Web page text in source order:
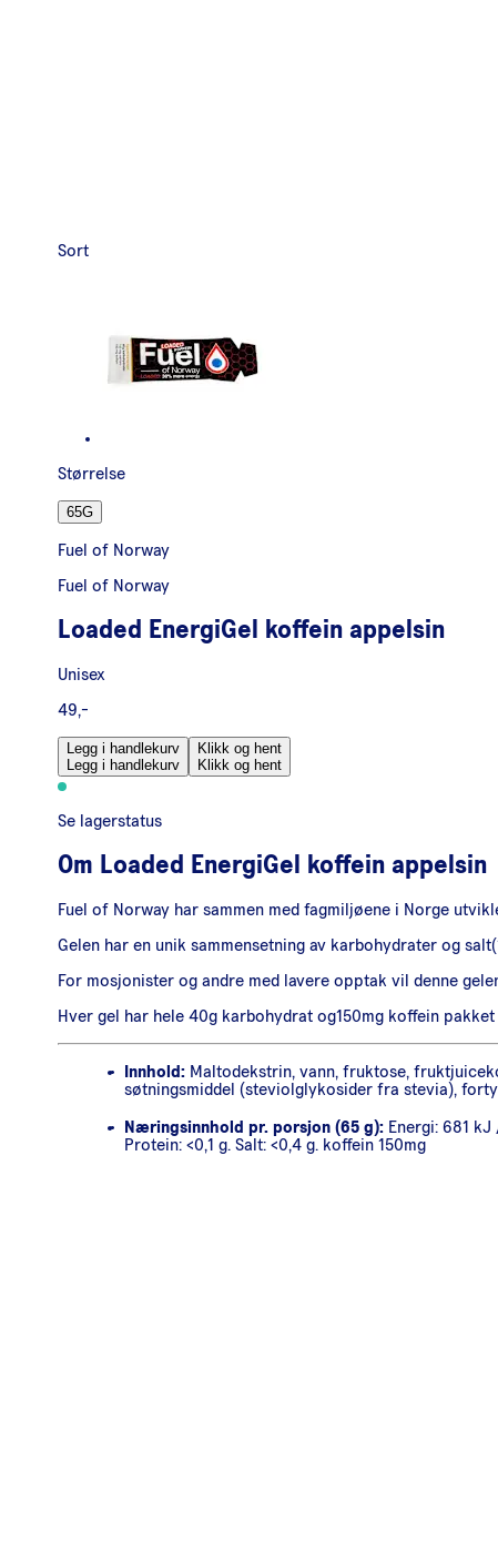
Sort
Størrelse
65G
Fuel of Norway
Fuel of Norway
Loaded EnergiGel koffein appelsin
Unisex
49,-
Legg i handlekurv
Legg i handlekurv
Klikk og hent
Klikk og hent
Se lagerstatus
Om Loaded EnergiGel koffein appelsin
Fuel of Norway har sammen med fagmiljøene i Norge
Gelen har en unik sammensetning av karbohydrater og
For mosjonister og andre med lavere opptak vil denne
Hver gel har hele 40g karbohydrat og150mg koffein
Innhold: Maltodekstrin, vann, fruktose,
søtningsmiddel (steviolglykosider fra stevia),
Næringsinnhold pr. porsjon (65 g): Energi: 681
Protein: <0,1 g. Salt: <0,4 g. koffein 150mg